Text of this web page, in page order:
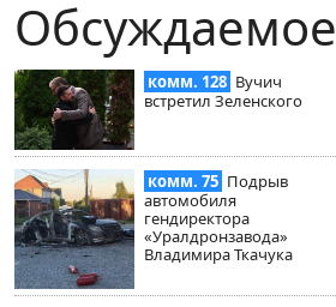
Обсуждаемое
комм. 128 Вучич
встретил Зеленского
комм. 75 Подрыв
автомобиля
гендиректора
«Уралдронзавода»
Владимира Ткачука